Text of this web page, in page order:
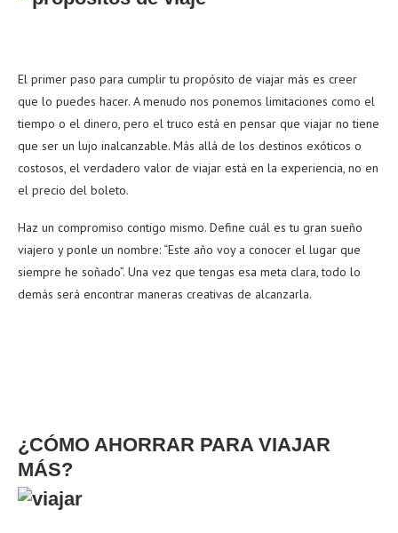
El primer paso para cumplir tu propósito de viajar más es creer
que lo puedes hacer. A menudo nos ponemos limitaciones como el
tiempo o el dinero, pero el truco está en pensar que viajar no tiene
que ser un lujo inalcanzable. Más allá de los destinos exóticos o
costosos, el verdadero valor de viajar está en la experiencia, no en
el precio del boleto.
Haz un compromiso contigo mismo. Define cuál es tu gran sueño
viajero y ponle un nombre: “Este año voy a conocer el lugar que
siempre he soñado”. Una vez que tengas esa meta clara, todo lo
demás será encontrar maneras creativas de alcanzarla.
¿CÓMO AHORRAR PARA VIAJAR
MÁS?